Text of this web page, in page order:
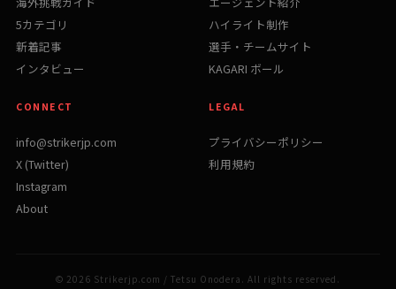
5カテゴリ
新着記事
インタビュー
ハイライト制作
選手・チームサイト
KAGARI ボール
CONNECT
info@strikerjp.com
X (Twitter)
Instagram
About
LEGAL
プライバシーポリシー
利用規約
© 2026 Strikerjp.com / Tetsu Onodera. All rights reserved.